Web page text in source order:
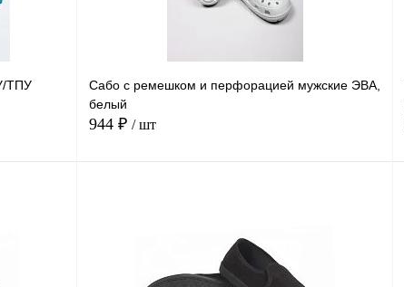
ТПУ
Сабо с ремешком и перфорацией мужские ЭВА,
белый
944 ₽ / шт
Купить в